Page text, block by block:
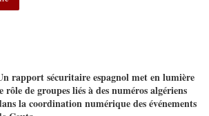
rapport sécuritaire espagnol met en lumière
rôle de groupes liés à des numéros algériens
la coordination numérique des événements